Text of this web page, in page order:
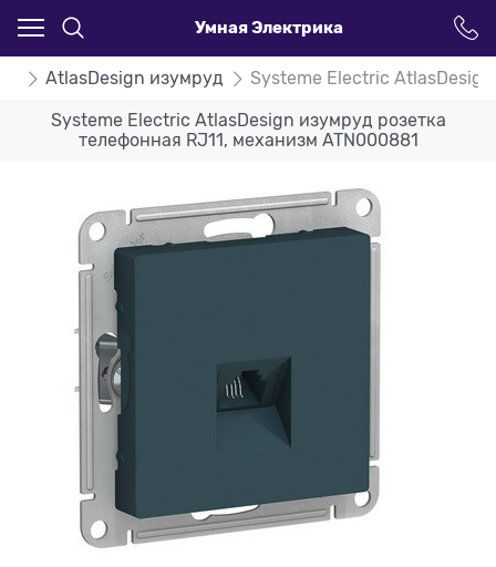
Умная Электрика
AtlasDesign изумруд Systeme Electric
Systeme Electric AtlasDesign изумруд розетка
телефонная RJ11, механизм ATN000881